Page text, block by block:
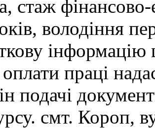
стаж
володіння
інформацію
праці
подачі
смт. Короп,